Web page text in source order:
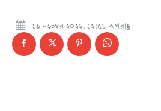
১৯ নভেম্বর ২০২২, ১২:৫৮ অপরাহ্ণ